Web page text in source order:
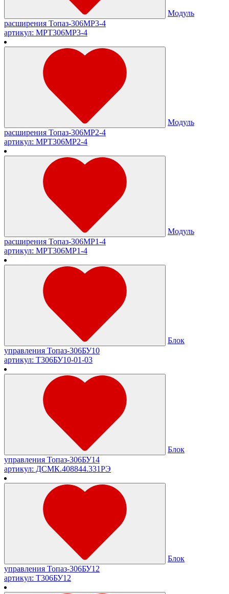
Модуль
расширения Топаз-306МР3-4
артикул: МРТ306МР3-4
Модуль
расширения Топаз-306МР2-4
артикул: МРТ306МР2-4
Модуль
расширения Топаз-306МР1-4
артикул: МРТ306МР1-4
Блок
управления Топаз-306БУ10
артикул: Т306БУ10-01-03
Блок
управления Топаз-306БУ14
артикул: ДСМК.408844.331РЭ
Блок
управления Топаз-306БУ12
артикул: Т306БУ12